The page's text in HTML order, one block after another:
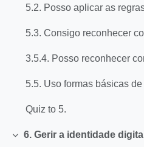
Quiz to 5.
Collapse
6. Gerir a identidade digital